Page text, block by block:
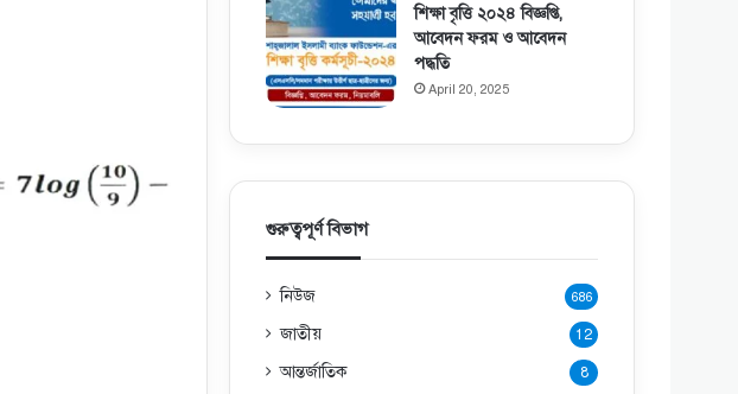
শিক্ষা বৃত্তি ২০২৪ বিজ্ঞপ্তি,
আবেদন ফরম ও আবেদন
পদ্ধতি
April 20, 2025
গুরুত্বপূর্ণ বিভাগ
নিউজ 686
জাতীয় 12
আন্তর্জাতিক 8